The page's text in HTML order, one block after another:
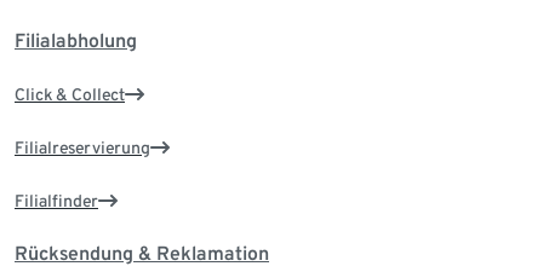
Filialabholung
Click & Collect
Filialreservierung
Filialfinder
Rücksendung & Reklamation